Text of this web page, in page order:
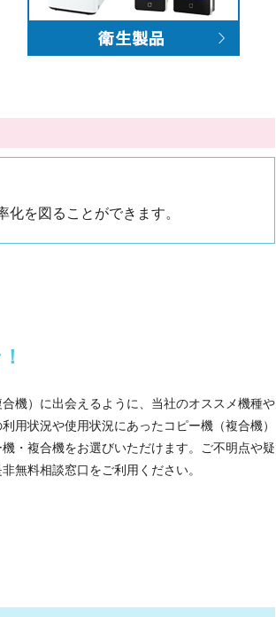
を図ることができます。
機）に出会えるように、当社のオススメ機種や
用状況や使用状況にあったコピー機（複合機）
・複合機をお選びいただけます。ご不明点や疑
無料相談窓口をご利用ください。